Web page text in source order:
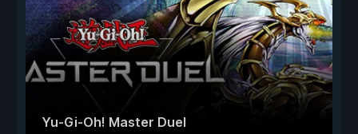
Yu-Gi-Oh! Master Duel